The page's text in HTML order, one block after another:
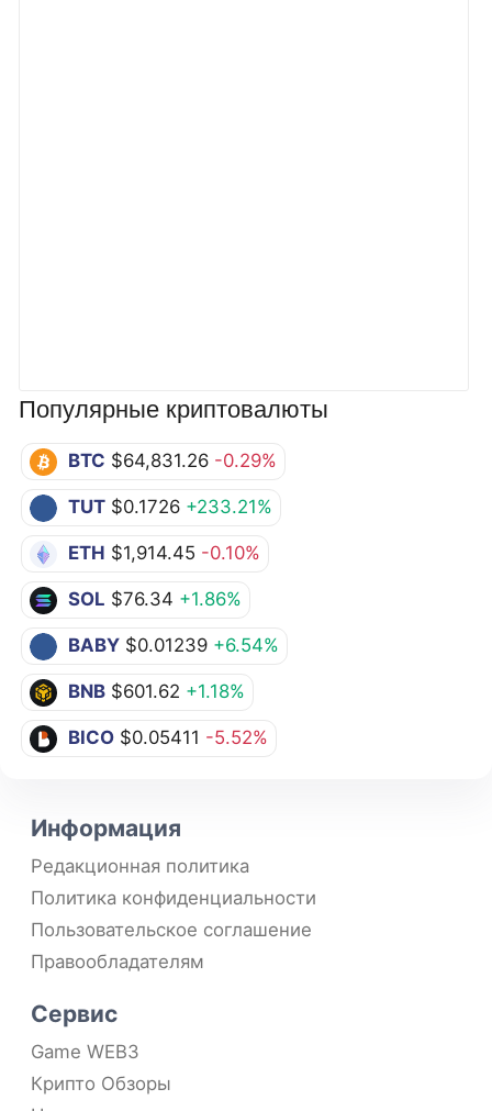
Популярные криптовалюты
BTC $64,831.26 -0.29%
TUT $0.1726 +233.21%
ETH $1,914.45 -0.10%
SOL $76.34 +1.86%
BABY $0.01239 +6.54%
BNB $601.62 +1.18%
BICO $0.05411 -5.52%
Информация
Редакционная политика
Политика конфиденциальности
Пользовательское соглашение
Правообладателям
Сервис
Game WEB3
Крипто Обзоры